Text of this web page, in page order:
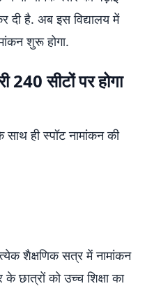
दी है. अब इस विद्यालय में
शुरू होगा.
240 सीटों पर होगा
ही स्पॉट नामांकन की
शैक्षणिक सत्र में नामांकन
छात्रों को उच्च शिक्षा का